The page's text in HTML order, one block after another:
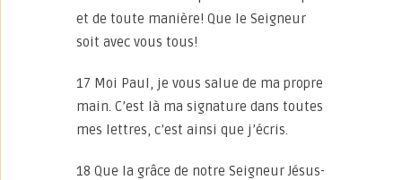
et de toute manière! Que le Seigneur
soit avec vous tous!
17 Moi Paul, je vous salue de ma propre
main. C’est là ma signature dans toutes
mes lettres, c’est ainsi que j’écris.
18 Que la grâce de notre Seigneur Jésus-